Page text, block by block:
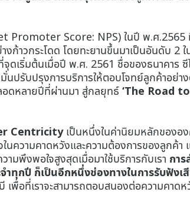
Promoter Score: NPS) ในปี พ.ศ.2565
ก้าวกระโดด โดยทะยานขึ้นมาเป็นอันดับ 2
เริ่มต้นเมื่อปี พ.ศ. 2561 ชื่อของธนาคาร ซี
นปรับปรุงการบริการให้ตอบโจทย์ลูกค้าอย่
อดหลายปีที่ผ่านมา สู่กลยุทธ์ ‘The Road
Centricityเป็นหนึ่งในค่านิยมหลักของอ
นความคาดหวังและความต้องการของลูกค้
มพึงพอใจสูงสุดเมื่อมาใช้บริการกับเรา กา
ำทุกปี ก็เป็นอีกหนึ่งช่องทางในการรับฟัง
พื่อที่เราจะสามารถตอบสนองต่อความคาด